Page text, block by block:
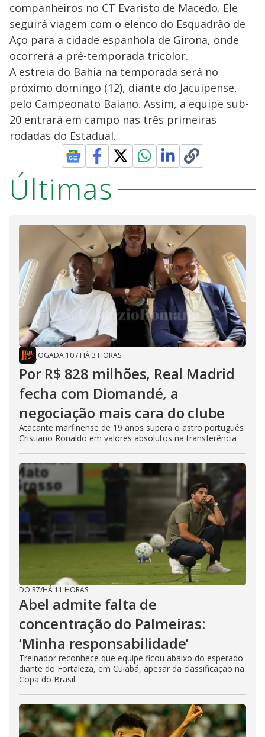
companheiros no CT Evaristo de Macedo. Ele
seguirá viagem com o elenco do Esquadrão de
Aço para a cidade espanhola de Girona, onde
ocorrerá a pré-temporada tricolor.
A estreia do Bahia na temporada será no
próximo domingo (12), diante do Jacuipense,
pelo Campeonato Baiano. Assim, a equipe sub-
20 entrará em campo nas três primeiras
rodadas do Estadual.
Últimas
JOGADA 10/ HÁ 3 HORAS
Por R$ 828 milhões, Real Madrid
fecha com Diomandé, a
negociação mais cara do clube
Atacante marfinense de 19 anos supera o astro português
Cristiano Ronaldo em valores absolutos na transferência
DO R7/HÁ 11 HORAS
Abel admite falta de
concentração do Palmeiras:
‘Minha responsabilidade’
Treinador reconhece que equipe ficou abaixo do esperado
diante do Fortaleza, em Cuiabá, apesar da classificação na
Copa do Brasil